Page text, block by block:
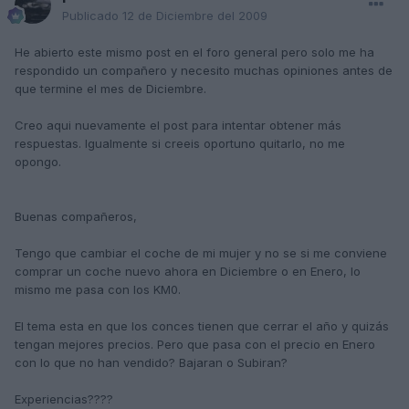
Publicado 12 de Diciembre del 2009
He abierto este mismo post en el foro general pero solo me ha
respondido un compañero y necesito muchas opiniones antes de
que termine el mes de Diciembre.
Creo aqui nuevamente el post para intentar obtener más
respuestas. Igualmente si creeis oportuno quitarlo, no me
opongo.
Buenas compañeros,
Tengo que cambiar el coche de mi mujer y no se si me conviene
comprar un coche nuevo ahora en Diciembre o en Enero, lo
mismo me pasa con los KM0.
El tema esta en que los conces tienen que cerrar el año y quizás
tengan mejores precios. Pero que pasa con el precio en Enero
con lo que no han vendido? Bajaran o Subiran?
Experiencias????